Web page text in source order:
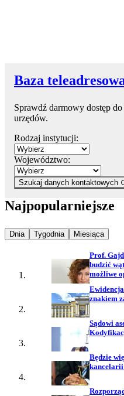
Baza
Sprawdź darmowy dostęp
urzędów.
Rodzaj instytucji:
Województwo:
Szukaj danych kontaktowych
Najpopularniejsze
Najpopularniejsze wiadomości z
Dnia Najpopularniejsze
Tygodnia Miesiąca
Prof.
budzić
możliwe
znakiem
Sądowi
Będzie